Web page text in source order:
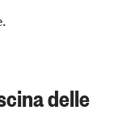
delle